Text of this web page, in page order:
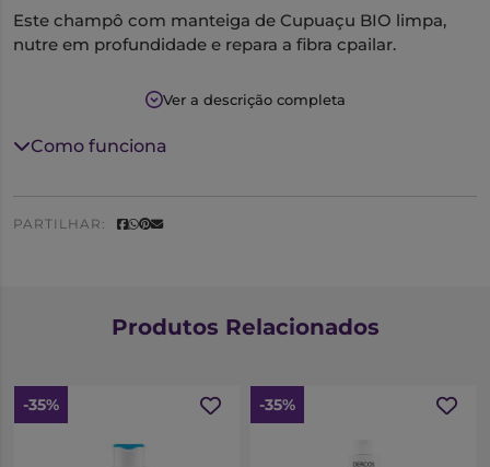
Este champô com manteiga de Cupuaçu BIO limpa,
nutre em profundidade e repara a fibra cpailar.
O cabelo fica mais forte, suave, flexível, brilhante e fácil
de pentear. Ideal para cabelos ondulados,
encaracolados e frisados.
Ver a descrição completa
Como funciona
PARTILHAR:
Produtos Relacionados
-35% -35%